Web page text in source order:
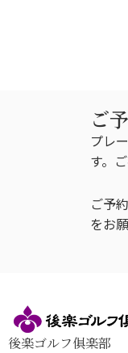
ご
プレ
す。
ご予
をお
後楽ゴルフ俱楽部